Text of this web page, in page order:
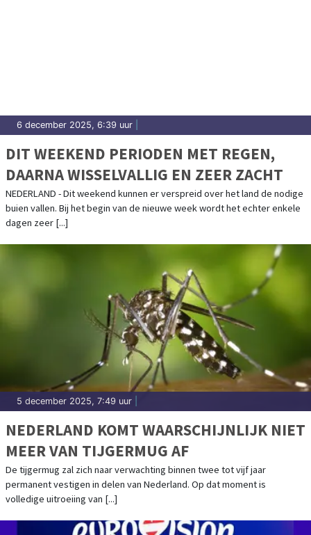
6 december 2025, 6:39 uur
DIT WEEKEND PERIODEN MET REGEN,
DAARNA WISSELVALLIG EN ZEER ZACHT
NEDERLAND - Dit weekend kunnen er verspreid over het land de nodige
buien vallen. Bij het begin van de nieuwe week wordt het echter enkele
dagen zeer [...]
5 december 2025, 7:49 uur
NEDERLAND KOMT WAARSCHIJNLIJK NIET
MEER VAN TIJGERMUG AF
De tijgermug zal zich naar verwachting binnen twee tot vijf jaar
permanent vestigen in delen van Nederland. Op dat moment is
volledige uitroeiing van [...]